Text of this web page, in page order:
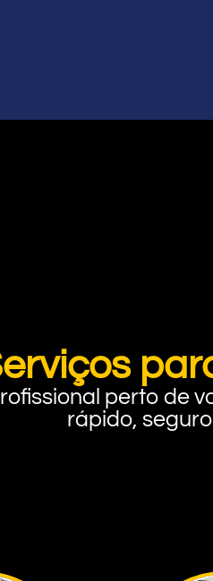
perto de
rápido,